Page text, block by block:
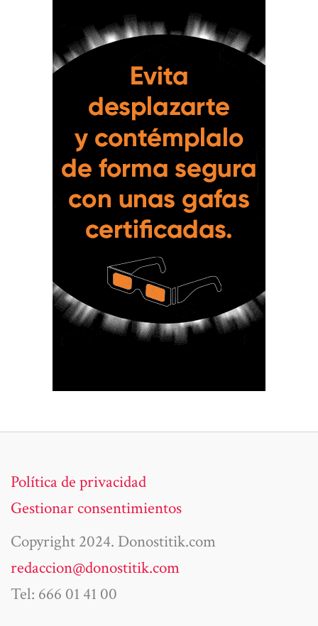
Política de privacidad
Gestionar consentimientos
Copyright 2024. Donostitik.com
redaccion@donostitik.com
Tel: 666 01 41 00